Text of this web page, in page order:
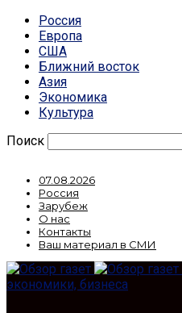
Россия
Европа
США
Ближний восток
Азия
Экономика
Культура
Поиск
07.08.2026
Россия
Зарубеж
О нас
Контакты
Ваш материал в СМИ
экономики, бизнеса